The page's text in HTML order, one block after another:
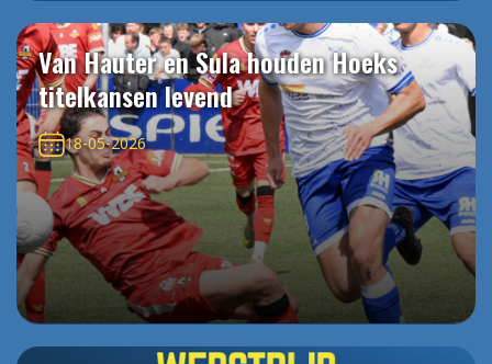
Van Hauter en Sula houden Hoeks
titelkansen levend
18-05-2026